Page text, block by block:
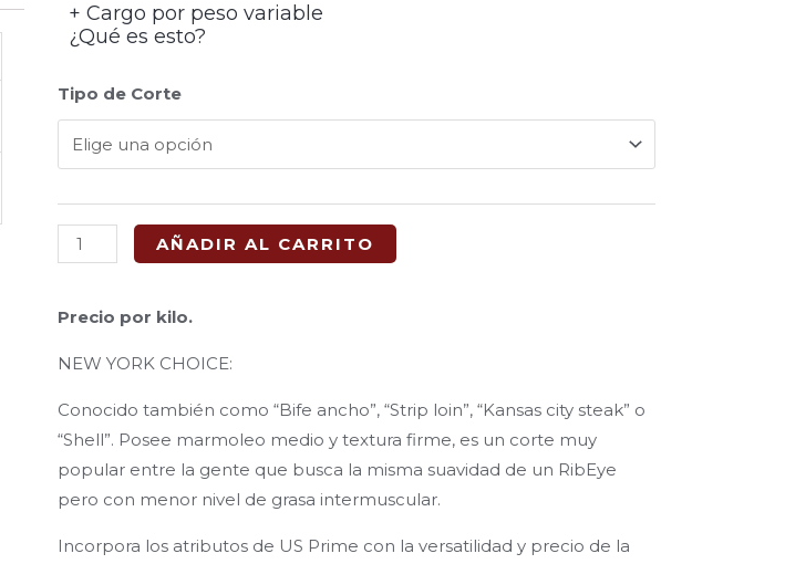
+ Cargo por peso variable
¿Qué es esto?
Tipo de Corte
New
York
Choice
AÑADIR AL CARRITO
Precio por kilo.
NEW YORK CHOICE:
Conocido también como “Bife ancho”, “Strip loin”, “Kansas city steak” o
“Shell”. Posee marmoleo medio y textura firme, es un corte muy
popular entre la gente que busca la misma suavidad de un RibEye
pero con menor nivel de grasa intermuscular.
Incorpora los atributos de US Prime con la versatilidad y precio de la